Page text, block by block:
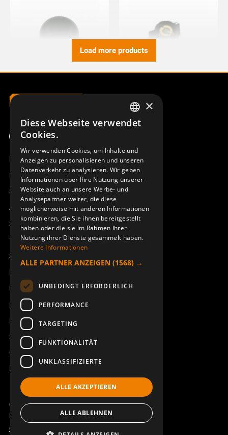
JOYSTICK TASTE 30°
934892-000
DREHSCHALTER SW 151003
821617-000
GUMMIKAPPENSET SILIKON
944280-001
HANDGRIFF MC91/92/96/97
GEHÄUSE DISPLAY
RÜCKSEITE 300/500JD
938751-000
DISPLAY-HALTERUNG
RECHTS MC91,92,96,97
907844-001
Load more products
Produktübersicht
Remotus
Sesam
Access_Ctrl
Support
Technischer Support
Service buchen
Handbücher und Videoanleitungen
Über Åkerströms
Kontakt
Neuigkeiten
Sicherheit und Richtlinien
Geschäftsbedingungen
REACH
Copyright ©2026 Åkerströms. All rights reserved.
Björbovägen 143, 786 97 Björbo.
Code of Conduct
SWEDISH
DEUTSCH
×
Diese Webseite verwendet
Cookies.
Wir verwenden Cookies, um Inhalte und
Anzeigen zu personalisieren und unseren
Datenverkehr zu analysieren. Wir geben
Informationen über Ihre Nutzung unserer
Website auch an unsere Werbe- und
Analysepartner weiter, die diese
möglicherweise mit anderen Informationen
kombinieren, die Sie ihnen bereitgestellt
haben oder die sie im Rahmen Ihrer
Nutzung ihrer Dienste gesammelt haben.
Weitere Informationen
ALLE PARTNER ANZEIGEN (1568) →
UNBEDINGT ERFORDERLICH
PERFORMANCE
TARGETING
FUNKTIONALITÄT
UNKLASSIFIZIERTE
ALLE AKZEPTIEREN
ALLE ABLEHNEN